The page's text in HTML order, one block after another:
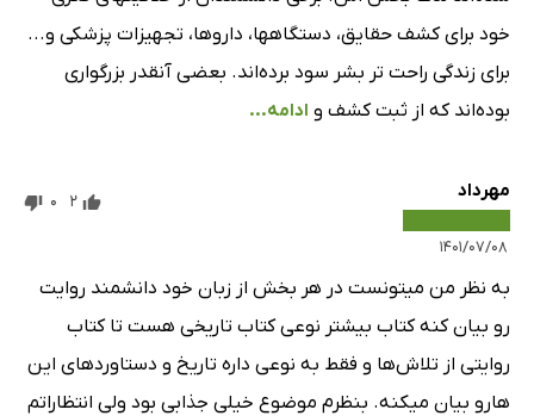
خود برای کشف حقایق، دستگاهها، داروها، تجهیزات پزشکی و...
برای زندگی راحت تر بشر سود برده‌اند. بعضی آنقدر بزرگواری
بوده‌اند که از ثبت کشف و ادامه...
مهرداد
۱۴۰۱/۰۷/۰۸
2
0
به نظر من میتونست در هر بخش از زبان خود دانشمند روایت
رو بیان کنه کتاب بیشتر نوعی کتاب تاریخی هست تا کتاب
روایتی از تلاش‌ها و فقط به نوعی داره تاریخ و دستاورد‌های این
هارو بیان میکنه. بنظرم موضوع خیلی جذابی بود ولی انتظاراتم